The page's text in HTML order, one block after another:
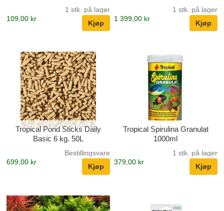
1 stk. på lager
109,00 kr
1 stk. på lager
1 399,00 kr
Tropical Pond Sticks Daily
Basic 6 kg. 50L
Bestillingsvare
699,00 kr
Tropical Spirulina Granulat
1000ml
1 stk. på lager
379,00 kr